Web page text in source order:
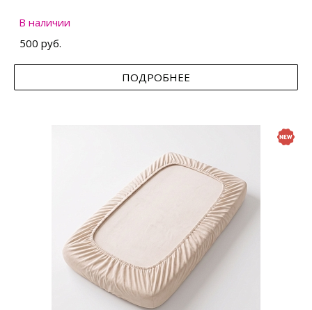
В наличии
500 руб.
ПОДРОБНЕЕ